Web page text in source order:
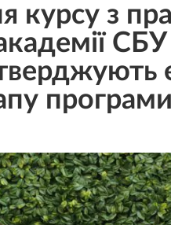
курсу з
програми